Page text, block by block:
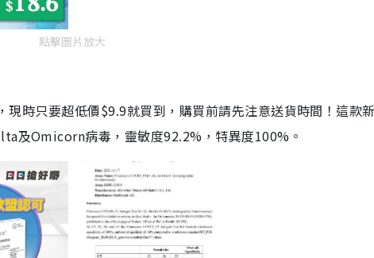
點擊圖片放大
時只要超低價$9.9就買到，購買前請先注意送貨時間！這款
及Omicorn病毒，靈敏度92.2%，特異度100%。